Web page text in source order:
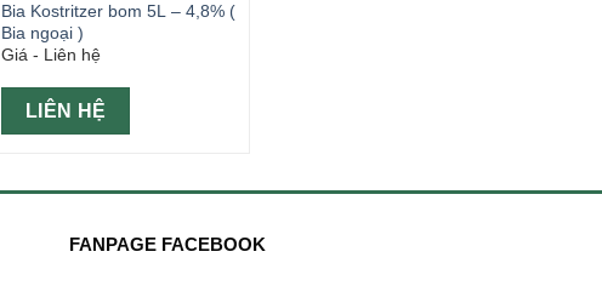
Bia Kostritzer bom 5L – 4,8% (
Bia ngoại )
Giá - Liên hệ
LIÊN HỆ
FANPAGE FACEBOOK